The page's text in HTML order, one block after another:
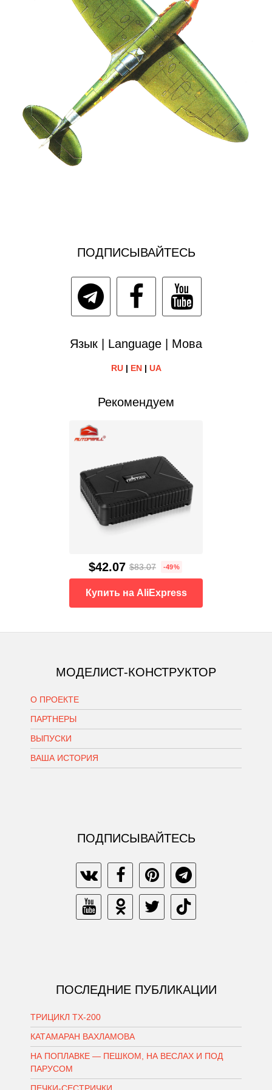
ПОДПИСЫВАЙТЕСЬ
Язык | Language | Мова
RU| EN| UA
Рекомендуем
$42.07 $83.07 -49%
Купить на AliExpress
МОДЕЛИСТ-КОНСТРУКТОР
О ПРОЕКТЕ
ПАРТНЕРЫ
ВЫПУСКИ
ВАША ИСТОРИЯ
ПОДПИСЫВАЙТЕСЬ
ПОСЛЕДНИЕ ПУБЛИКАЦИИ
ТРИЦИКЛ ТХ-200
КАТАМАРАН ВАХЛАМОВА
НА ПОПЛАВКЕ — ПЕШКОМ, НА ВЕСЛАХ И ПОД
ПАРУСОМ